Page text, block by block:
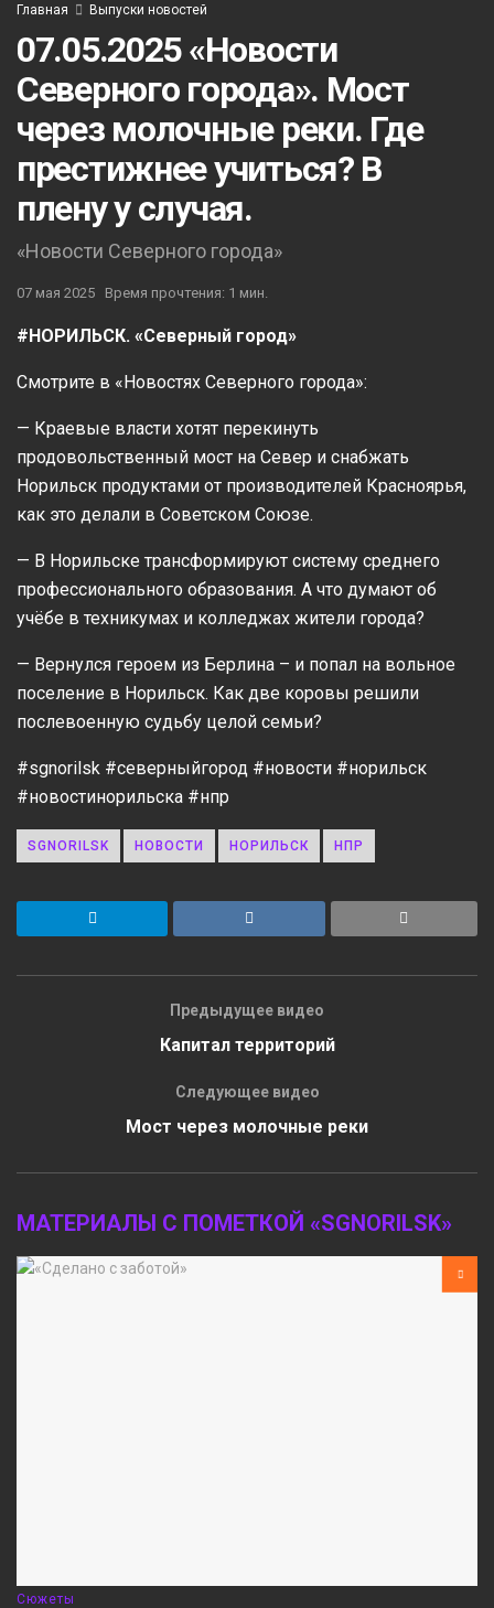
Главная Выпуски новостей
07.05.2025 «Новости
Северного города». Мост
через молочные реки. Где
престижнее учиться? В
плену у случая.
«Новости Северного города»
07 мая 2025 Время прочтения: 1 мин.
#НОРИЛЬСК. «Северный город»
Смотрите в «Новостях Северного города»:
— Краевые власти хотят перекинуть
продовольственный мост на Север и снабжать
Норильск продуктами от производителей Красноярья,
как это делали в Советском Союзе.
— В Норильске трансформируют систему среднего
профессионального образования. А что думают об
учёбе в техникумах и колледжах жители города?
— Вернулся героем из Берлина – и попал на вольное
поселение в Норильск. Как две коровы решили
послевоенную судьбу целой семьи?
#sgnorilsk #северныйгород #новости #норильск
#новостинорильска #нпр
SGNORILSK НОВОСТИ НОРИЛЬСК НПР
Предыдущее видео
Капитал территорий
Следующее видео
Мост через молочные реки
МАТЕРИАЛЫ С ПОМЕТКОЙ «SGNORILSK»
Сюжеты